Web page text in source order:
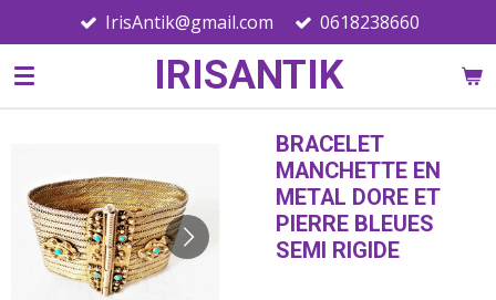
au
contenu
IRISANTIK
IrisAntik@gmail.com 0618238660
BRACELET
MANCHETTE EN
METAL DORE ET
PIERRE BLEUES
SEMI RIGIDE